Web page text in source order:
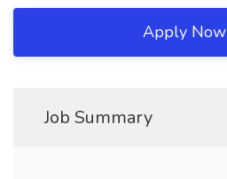
Apply Now
Job Summary